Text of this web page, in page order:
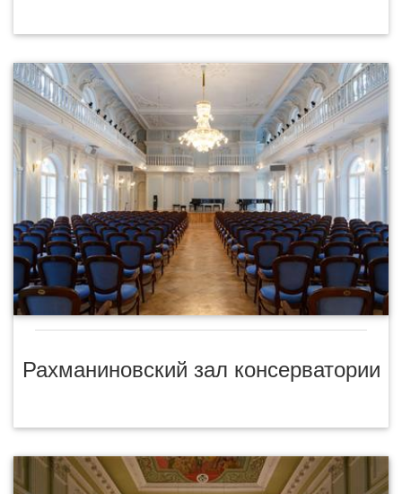
Рахманиновский зал консерватории